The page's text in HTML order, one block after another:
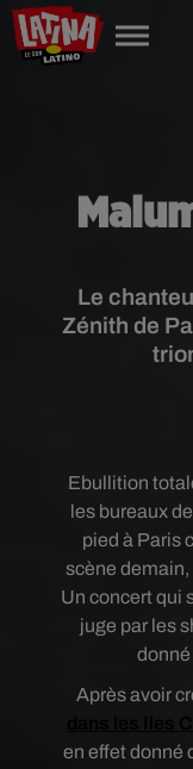
Le
Zénith de
Ebullition
les bureaux
pied à Paris
scène demain,
Un concert qui
juge par les
donné
Après avoir
en effet donné